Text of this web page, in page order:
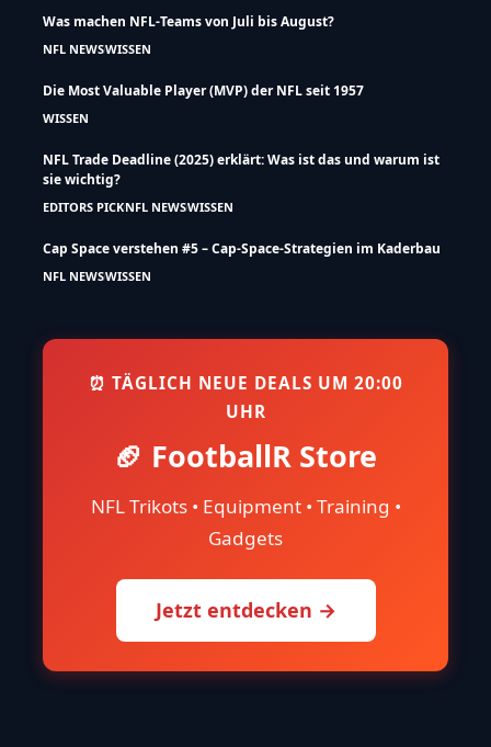
Was machen NFL-Teams von Juli bis August?
NFL NEWSWISSEN
Die Most Valuable Player (MVP) der NFL seit 1957
WISSEN
NFL Trade Deadline (2025) erklärt: Was ist das und warum ist
sie wichtig?
EDITORS PICKNFL NEWSWISSEN
Cap Space verstehen #5 – Cap-Space-Strategien im Kaderbau
NFL NEWSWISSEN
⏰ TÄGLICH NEUE DEALS UM 20:00
UHR
🏈 FootballR Store
NFL Trikots • Equipment • Training •
Gadgets
Jetzt entdecken →